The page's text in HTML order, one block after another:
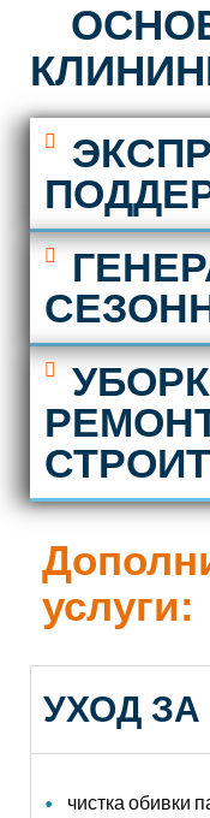
услуги:
УХОД
чистка обивки